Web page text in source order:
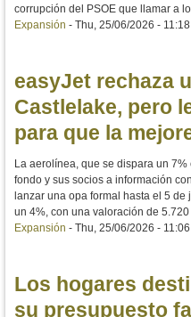
corrupción del PSOE que llamar a
Expansión - Thu, 25/06/2026 - 11:18
easyJet rechaza
Castlelake, pero
para que la
La aerolínea, que se dispara un
fondo y sus socios a información
lanzar una opa formal hasta el 5
un 4%, con una valoración de
Expansión - Thu, 25/06/2026 - 11:06
Los hogares
su presupuesto